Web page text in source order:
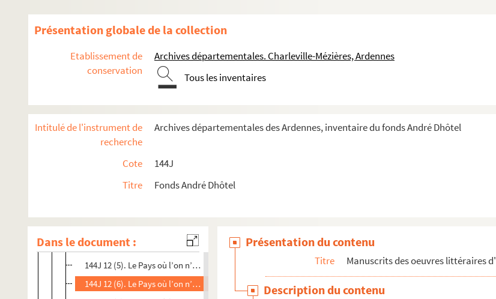
Présentation globale de la collection
Etablissement de
conservation
Archives départementales. Charleville-Mézières, Ardennes
Tous les inventaires
Intitulé de l'instrument de
recherche
Archives départementales des Ardennes, inventaire du fonds André Dhôtel
Cote
144J
Titre
Fonds André Dhôtel
Dans le document :
144J 5. Ce lieu déshérité, manuscrit autographe du roman publié en 1949 par Gallimard
144J 6. Les Chemins du long voyage , manuscrit autographe du roman publié en 1949 par Gallimard.
144J 7. L'homme de la scierie, manuscrit autographe du roman publié en 1950 par Gallimard
144J 9. Les Premiers temps, manuscrit autographe du roman publié en 1953 par Gallimard
144J 10. Le Maître de pension, manuscrit autographe du roman publié en 1954 par Grasset
144J 12. Le Pays où l’on n’arrive jamais, manuscrit autographe du roman publié en 1955 par P. Horay
144J 12 (1). Le Pays où l’on n’arrive jamais, roman, I
144J 12 (3). Le Pays où l’on n’arrive jamais III
144J 12 (4). Le Pays où l’on n’arrive jamais IV
144J 12 (5). Le Pays où l’on n’arrive jamais V
144J 12 (6). Le Pays où l’on n’arrive jamais VI
Présentation du contenu
Titre Manuscrits des oeuvres littéraires d'
Description du contenu